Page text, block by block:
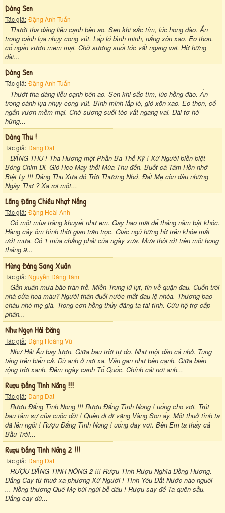
Dáng Sen
Tác giả: Đặng Anh Tuấn
Thướt tha dáng liễu cạnh bên ao. Sen khi sắc tím, lúc hồng đào. Ẩn
trong cánh lụa nhụy cong vút. Lấp ló bình minh, nắng xôn xao. Eo thon,
cổ ngấn vươn mềm mại. Chờ sương suối tóc vắt ngang vai. Hờ hững
đài...
Dáng Sen
Tác giả: Đặng Anh Tuấn
Thướt tha dáng liễu cạnh bên ao. Sen khi sắc tím, lúc hồng đào. Ẩn
trong cánh lụa nhụy cong vút. Bình minh lấp ló, gió xôn xao. Eo thon, cổ
ngấn vươn mềm mại. Chờ sương suối tóc vắt ngang vai. Đài tơ hờ
hững...
Dáng Thu !
Tác giả: Dang Dat
DÁNG THU ! Tha Hương một Phần Ba Thế Kỹ ! Xứ Người biền biệt
Bóng Chim Di. Gió Heo May thổi Mùa Thu đến. Buốt cả Tâm Hồn nhớ
Biệt Ly !!! Dáng Thu Xưa đó Trời Thương Nhớ. Đất Mẹ còn đâu những
Ngày Thơ ? Xa rồi một...
Lãng Đãng Chiều Nhạt Nắng
Tác giả: Đặng Hoài Anh
Có một mùa trăng khuyết như em. Gầy hao mãi để tháng năm bật khóc.
Hàng cây ôm hình thời gian trằn trọc. Giấc ngủ hững hờ trên khóe mắt
ướt mưa. Có 1 mùa chẳng phải của ngày xưa. Mưa thôi rớt trên môi hồng
tháng 9...
Mừng Đảng Sang Xuân
Tác giả: Nguyễn Đăng Tâm
Gần xuân mưa bão tràn trề. Miền Trung lũ lụt, tin về quặn đau. Cuốn trôi
nhà cửa hoa màu? Người thân đuối nước mắt đau lệ nhòa. Thương bao
cháu nhỏ mẹ già. Trong cơn hồng thủy đảng ta tài tình. Cứu hộ trợ cấp
phân...
Như Ngọn Hải Đăng
Tác giả: Đặng Hoàng Vũ
Như Hải Âu bay lượn. Giữa bầu trời tự do. Như một đàn cá nhỏ. Tung
tăng trên biển cả. Dù anh ở nơi xa. Vẫn gần như bên cạnh. Giữa biển
rộng trời xanh. Đêm ngày canh Tổ Quốc. Chính cái nơi anh...
Rượu Đắng Tình Nồng !!!
Tác giả: Dang Dat
Rượu Đắng Tình Nồng !!! Rượu Đắng Tình Nồng ! uống cho vơi. Trút
bầu tâm sự của cuộc đời ! Quên đi dĩ vãng Vàng Son ấy. Một thuở tình ta
đã lên ngôi ! Rượu Đắng Tình Nồng ! uống đầy vơi. Bên Em ta thấy cả
Bầu Trời...
Rượu Đắng Tình Nồng 2 !!!
Tác giả: Dang Dat
RƯỢU ĐẮNG TÌNH NỒNG 2 !!! Rượu Tình Rượu Nghĩa Đồng Hương.
Đắng Cay từ thuở xa phương Xứ Người ! Tình Yêu Đất Nước nào nguôi
... Nồng thương Quê Mẹ bùi ngùi bễ dâu ! Rượu say để Ta quên sầu.
Đắng cay dù...